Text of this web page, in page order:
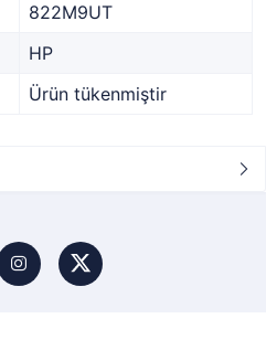
822M9UT
HP
Ürün tükenmiştir